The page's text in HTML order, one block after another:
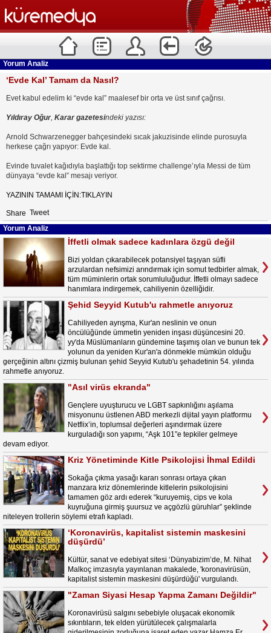
Yorum Analiz
‘Evde Kal’ Tamam da Nasıl?
Evet kabul edelim ki “evde kal” maalesef bir orta ve üst sınıf çağrısı.
Yıldıray Oğur, Karar gazetesindeki yazısı:
Arnold Schwarzenegger bahçesindeki sıcak jakuzisinde elinde purosuyla
herkese çağrı yapıyor: Evde kal.
Evinde tuvalet kağıdıyla başlattığı top sektirme challenge’ıyla Messi de tüm
dünyaya “evde kal” mesajı veriyor.
YAZININ TAMAMI İÇİN:TIKLAYIN
Share Tweet
Yorum Analiz
İffetli olmak sadece kadınlara özgü değil
Bizi yoldan çıkarabilecek potansiyel taşıyan süfli
arzulardan nefsimizi arındırmak için somut tedbirler almak,
tüm müminlerin ortak sorumluluğudur. İffetli olmayı sadece
hanımlara indirgemek, cahiliyenin özelliğidir.
Şehid Seyyid Kutub'u rahmetle anıyoruz
Cahiliyeden ayrışma, Kur'an neslinin ve onun
öncülüğünde ümmetin yeniden inşası düşüncesini 20.
yy'da Müslümanların gündemine taşımış olan ve bunun tek
yolunun da yeniden Kur'an'a dönmekle mümkün olduğu
gerçeğinin altını çizmiş bulunan şehid Seyyid Kutub'u şehadetinin 54. yılında
rahmetle anıyoruz.
"Asıl virüs ekranda"
Gençlere uyuşturucu ve LGBT sapkınlığını aşılama
misyonunu üstlenen ABD merkezli dijital yayın platformu
Netflix’in, toplumsal değerleri aşındırmak üzere
kurguladığı son yapımı, “Aşk 101”e tepkiler gelmeye
devam ediyor.
Kriz Yönetiminde Kitle Psikolojisi İhmal Edildi
Sokağa çıkma yasağı kararı sonrası ortaya çıkan
manzara kriz dönemlerinde kitlelerin psikolojisini
tamamen göz ardı ederek “kuruyemiş, cips ve kola
kuyruğuna girmiş şuursuz ve açgözlü güruhlar” şeklinde
niteleyen trollerin söylemi etrafı kapladı.
‘Koronavirüs, kapitalist sistemin maskesini
düşürdü’
Kültür, sanat ve edebiyat sitesi ‘Dünyabizim’de, M. Nihat
Malkoç imzasıyla yayınlanan makalede, 'koronavirüsün,
kapitalist sistemin maskesini düşürdüğü' vurgulandı.
"Zaman Siyasi Hesap Yapma Zamanı Değildir"
Koronavirüsü salgını sebebiyle oluşacak ekonomik
sıkıntıların, tek elden yürütülecek çalışmalarla